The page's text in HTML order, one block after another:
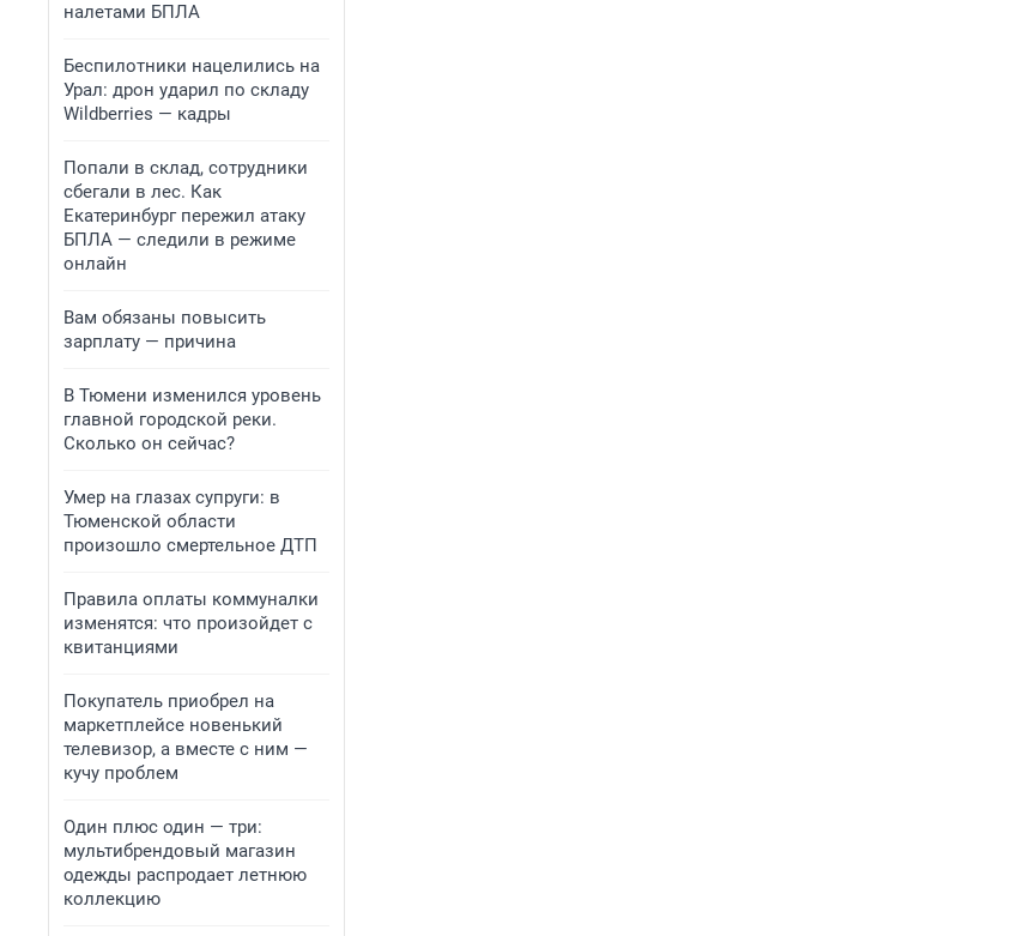
налетами БПЛА
Беспилотники нацелились на
Урал: дрон ударил по складу
Wildberries — кадры
Попали в склад, сотрудники
сбегали в лес. Как
Екатеринбург пережил атаку
БПЛА — следили в режиме
онлайн
Вам обязаны повысить
зарплату — причина
В Тюмени изменился уровень
главной городской реки.
Сколько он сейчас?
Умер на глазах супруги: в
Тюменской области
произошло смертельное ДТП
Правила оплаты коммуналки
изменятся: что произойдет с
квитанциями
Покупатель приобрел на
маркетплейсе новенький
телевизор, а вместе с ним —
кучу проблем
Один плюс один — три:
мультибрендовый магазин
одежды распродает летнюю
коллекцию